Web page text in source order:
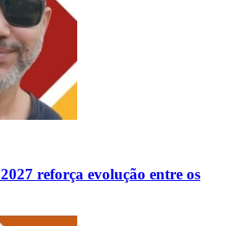
reforça evolução entre os